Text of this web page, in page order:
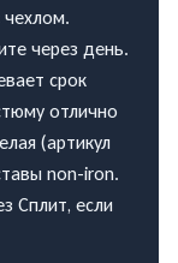
через день.
срок
отлично
(артикул
non-iron.
Сплит, если